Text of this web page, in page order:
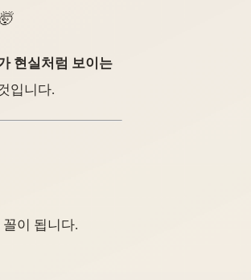
현실처럼 보이는
입니다.
이 됩니다.